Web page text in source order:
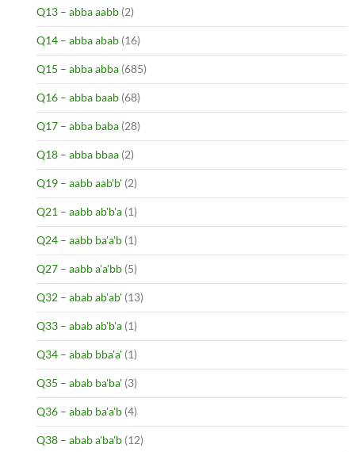
Q13 – abba aabb (2)
Q14 – abba abab (16)
Q15 – abba abba (685)
Q16 – abba baab (68)
Q17 – abba baba (28)
Q18 – abba bbaa (2)
Q19 – aabb aab'b' (2)
Q21 – aabb ab'b'a (1)
Q24 – aabb ba'a'b (1)
Q27 – aabb a'a'bb (5)
Q32 – abab ab'ab' (13)
Q33 – abab ab'b'a (1)
Q34 – abab bba'a' (1)
Q35 – abab ba'ba' (3)
Q36 – abab ba'a'b (4)
Q38 – abab a'ba'b (12)